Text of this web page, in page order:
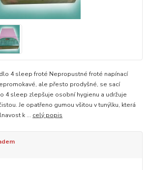
4 sleep froté Nepropustné froté napínací
ale přesto prodyšné, se sací
4 sleep zlepšuje osobní hygienu a udržuje
Je opatřeno gumou všitou v tunýlku, která
k ... celý popis